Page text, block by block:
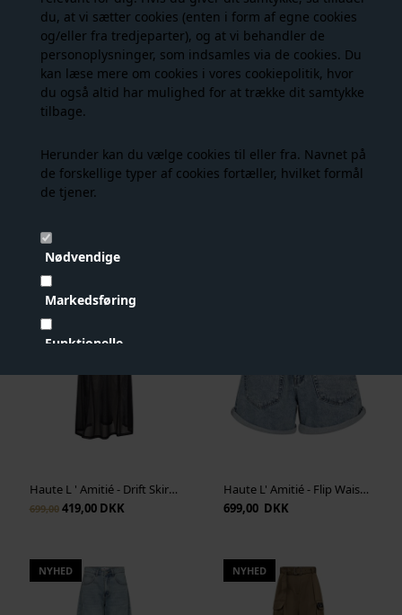
du, at vi sætter cookies (enten i form af egne cookies
og/eller fra tredjeparter), og at vi behandler de
personoplysninger, som indsamles via de cookies. Du
kan læse mere om cookies i vores cookiepolitik, hvor
du også altid har mulighed for at trække dit samtykke
tilbage.
Herunder kan du vælge cookies til eller fra. Navnet på
de forskellige typer af cookies fortæller, hvilket formål
de tjener.
Nødvendige
Markedsføring
Funktionelle
NYHED
149,00 DKK
- 40%
Haute L ' Amitié - Drift Skirt - Black
699,00419,00 DKK
Haute L' Amitié - Flip Waist Shorts - Bleached Denim
699,00 DKK
NYHED NYHED